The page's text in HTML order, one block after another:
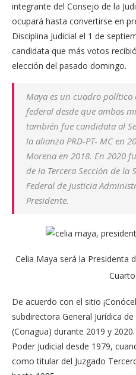
integrante del Consejo de la
ocupará hasta convertirse en
Disciplina Judicial el 1 de
candidata que más votos
elección del pasado domingo.
Maya es un cuadro
federal desde que ambos
también fue candidata al
la alianza PRD-PT- MC en
Morena en 2018. En 2020
de la Tercera Sección de
Federal de Justicia
Presidente.
Celia Maya será la Presidenta
De acuerdo con el sitio
subdirectora General Jurídica
(Conagua) durante 2019 y
Poder Judicial desde 1979,
como titular del Juzgado